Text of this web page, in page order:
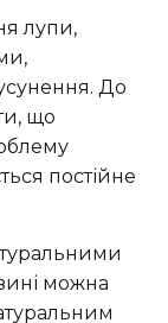
лупи,
До
що
постійне
можна